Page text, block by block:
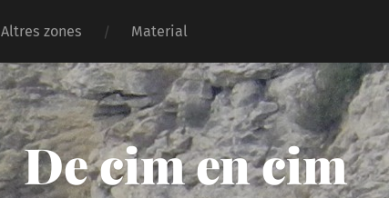
Altres zones Material
De cim en cim